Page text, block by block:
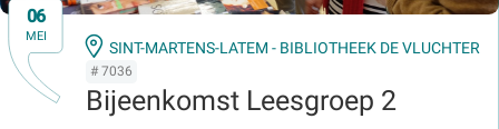
06
MEI
SINT-MARTENS-LATEM - BIBLIOTHEEK DE VLUCHTER
# 7036
Bijeenkomst Leesgroep 2